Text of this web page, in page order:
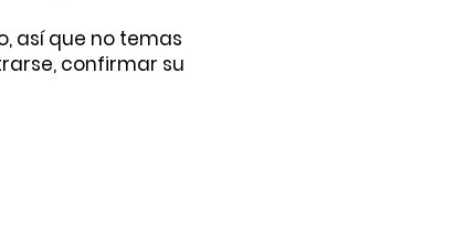
así que no temas
confirmar su